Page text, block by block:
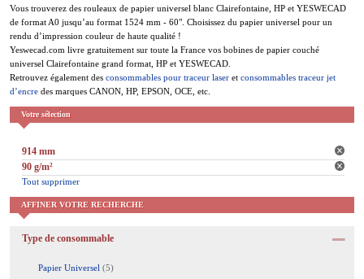
Vous trouverez des rouleaux de papier universel blanc Clairefontaine, HP et YESWECAD
de format A0 jusqu’au format 1524 mm - 60". Choisissez du papier universel pour un
rendu d’impression couleur de haute qualité !
Yeswecad.com livre gratuitement sur toute la France vos bobines de papier couché
universel Clairefontaine grand format, HP et YESWECAD.
Retrouvez également des consommables pour traceur laser et consommables traceur jet
d’encre des marques CANON, HP, EPSON, OCE, etc.
Votre sélection
914 mm
90 g/m²
Tout supprimer
AFFINER VOTRE RECHERCHE
Type de consommable
Papier Universel (5)